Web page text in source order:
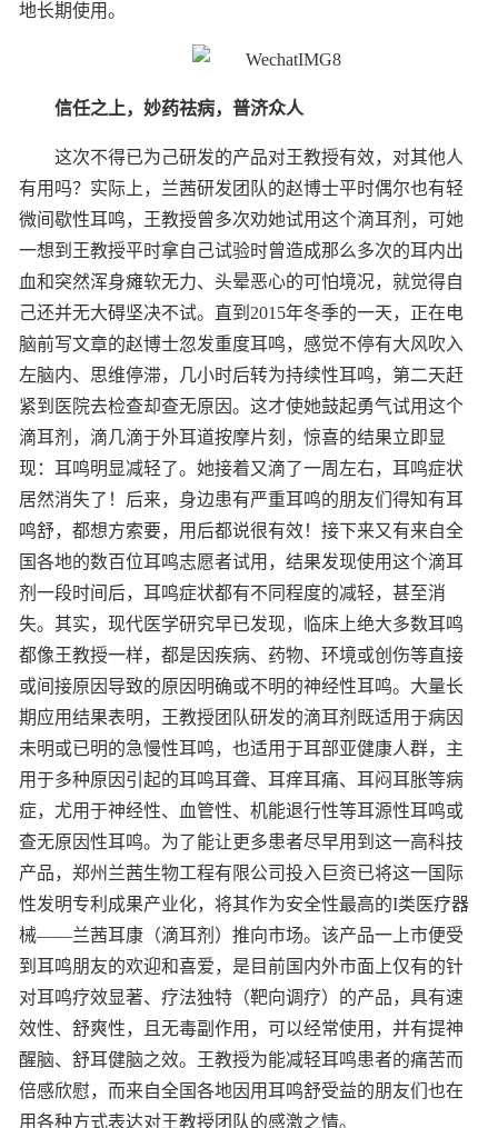
地长期使用。
信任之上，妙药祛病，普济众人
这次不得已为己研发的产品对王教授有效，对其他人
有用吗？实际上，兰茜研发团队的赵博士平时偶尔也有轻
微间歇性耳鸣，王教授曾多次劝她试用这个滴耳剂，可她
一想到王教授平时拿自己试验时曾造成那么多次的耳内出
血和突然浑身瘫软无力、头晕恶心的可怕境况，就觉得自
己还并无大碍坚决不试。直到2015年冬季的一天，正在电
脑前写文章的赵博士忽发重度耳鸣，感觉不停有大风吹入
左脑内、思维停滞，几小时后转为持续性耳鸣，第二天赶
紧到医院去检查却查无原因。这才使她鼓起勇气试用这个
滴耳剂，滴几滴于外耳道按摩片刻，惊喜的结果立即显
现：耳鸣明显减轻了。她接着又滴了一周左右，耳鸣症状
居然消失了！后来，身边患有严重耳鸣的朋友们得知有耳
鸣舒，都想方索要，用后都说很有效！接下来又有来自全
国各地的数百位耳鸣志愿者试用，结果发现使用这个滴耳
剂一段时间后，耳鸣症状都有不同程度的减轻，甚至消
失。其实，现代医学研究早已发现，临床上绝大多数耳鸣
都像王教授一样，都是因疾病、药物、环境或创伤等直接
或间接原因导致的原因明确或不明的神经性耳鸣。大量长
期应用结果表明，王教授团队研发的滴耳剂既适用于病因
未明或已明的急慢性耳鸣，也适用于耳部亚健康人群，主
用于多种原因引起的耳鸣耳聋、耳痒耳痛、耳闷耳胀等病
症，尤用于神经性、血管性、机能退行性等耳源性耳鸣或
查无原因性耳鸣。为了能让更多患者尽早用到这一高科技
产品，郑州兰茜生物工程有限公司投入巨资已将这一国际
性发明专利成果产业化，将其作为安全性最高的I类医疗器
械——兰茜耳康（滴耳剂）推向市场。该产品一上市便受
到耳鸣朋友的欢迎和喜爱，是目前国内外市面上仅有的针
对耳鸣疗效显著、疗法独特（靶向调疗）的产品，具有速
效性、舒爽性，且无毒副作用，可以经常使用，并有提神
醒脑、舒耳健脑之效。王教授为能减轻耳鸣患者的痛苦而
倍感欣慰，而来自全国各地因用耳鸣舒受益的朋友们也在
用各种方式表达对王教授团队的感激之情。